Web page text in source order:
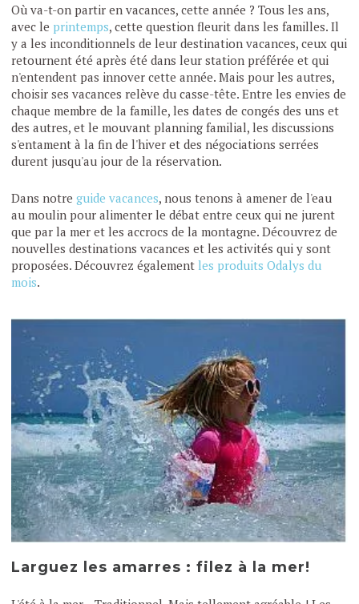
Où va-t-on partir en vacances, cette année ? Tous les ans,
avec le printemps, cette question fleurit dans les familles. Il
y a les inconditionnels de leur destination vacances, ceux qui
retournent été après été dans leur station préférée et qui
n'entendent pas innover cette année. Mais pour les autres,
choisir ses vacances relève du casse-tête. Entre les envies de
chaque membre de la famille, les dates de congés des uns et
des autres, et le mouvant planning familial, les discussions
s'entament à la fin de l'hiver et des négociations serrées
durent jusqu'au jour de la réservation.
Dans notreguide vacances, nous tenons à amener de l'eau
au moulin pour alimenter le débat entre ceux qui ne jurent
que par la mer et les accrocs de la montagne. Découvrez de
nouvelles destinations vacances et les activités qui y sont
proposées. Découvrez égalementles produits Odalys du
mois.
Larguez les amarres : filez à la mer!